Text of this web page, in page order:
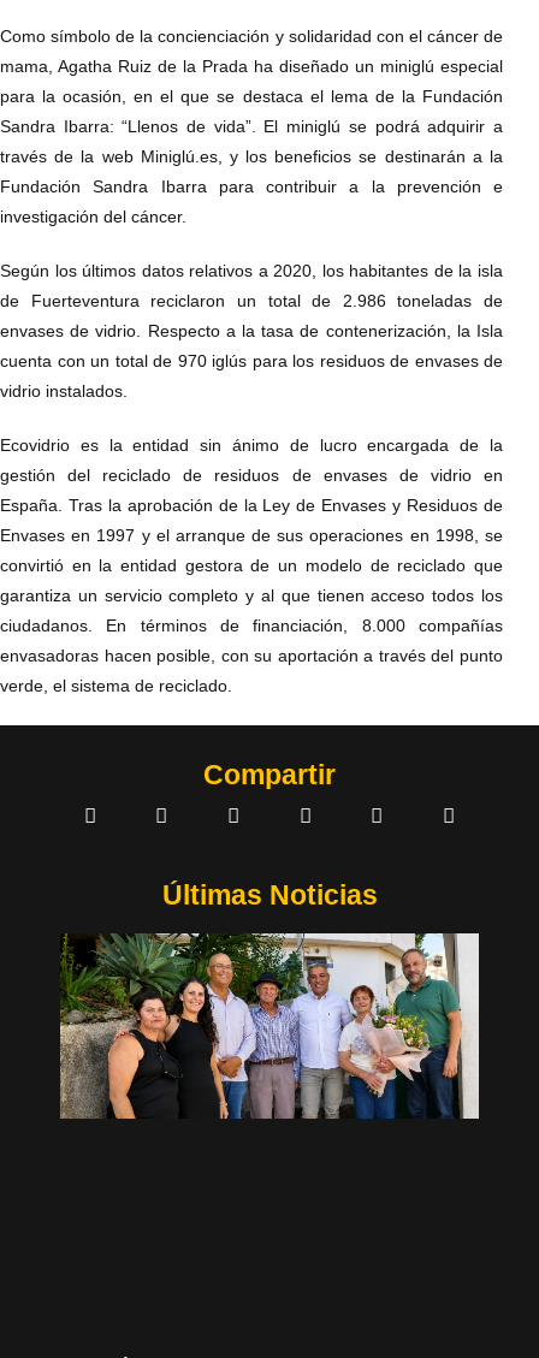
Como símbolo de la concienciación y solidaridad con el cáncer de
mama, Agatha Ruiz de la Prada ha diseñado un miniglú especial
para la ocasión, en el que se destaca el lema de la Fundación
Sandra Ibarra: “Llenos de vida”. El miniglú se podrá adquirir a
través de la web Miniglú.es, y los beneficios se destinarán a la
Fundación Sandra Ibarra para contribuir a la prevención e
investigación del cáncer.
Según los últimos datos relativos a 2020, los habitantes de la isla
de Fuerteventura reciclaron un total de 2.986 toneladas de
envases de vidrio. Respecto a la tasa de contenerización, la Isla
cuenta con un total de 970 iglús para los residuos de envases de
vidrio instalados.
Ecovidrio es la entidad sin ánimo de lucro encargada de la
gestión del reciclado de residuos de envases de vidrio en
España. Tras la aprobación de la Ley de Envases y Residuos de
Envases en 1997 y el arranque de sus operaciones en 1998, se
convirtió en la entidad gestora de un modelo de reciclado que
garantiza un servicio completo y al que tienen acceso todos los
ciudadanos. En términos de financiación, 8.000 compañías
envasadoras hacen posible, con su aportación a través del punto
verde, el sistema de reciclado.
Compartir
Últimas Noticias